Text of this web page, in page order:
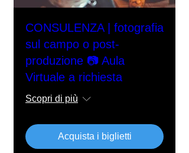
CONSULENZA | fotografia
sul campo o post-
produzione 📷 Aula
Virtuale a richiesta
Scopri di più
Acquista i biglietti